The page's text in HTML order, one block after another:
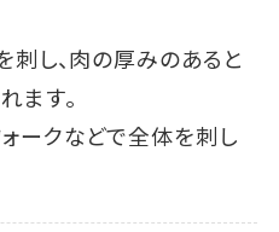
刺し、肉の厚みのあると
ます。
ークなどで全体を刺し